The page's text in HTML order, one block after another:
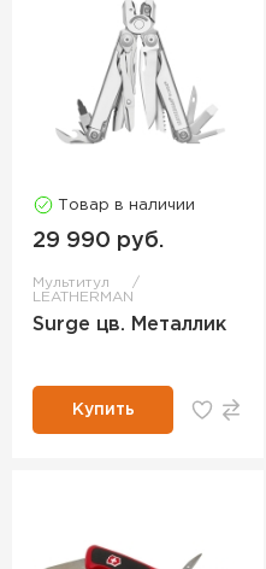
Товар в наличии
29 990 руб.
Мультитул
LEATHERMAN
Surge цв. Металлик
Купить